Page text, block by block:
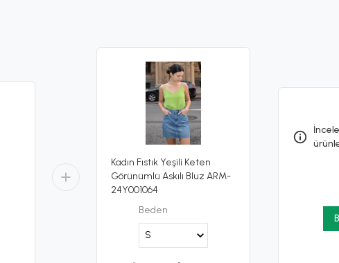
Kadın Fıstık Yeşili Keten
Görünümlü Askılı Bluz ARM-
24Y001064
Beden